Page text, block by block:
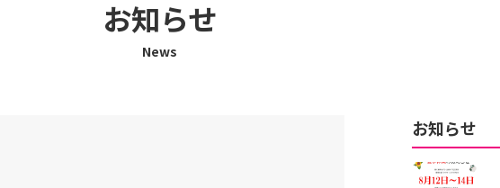
お知らせ
News
お知らせ